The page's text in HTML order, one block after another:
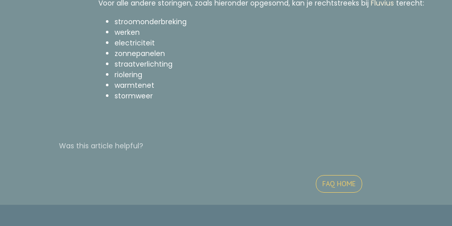
Voor alle andere storingen, zoals hieronder opgesomd, kan je rechtstreeks bij Fluvius terecht:
stroomonderbreking
werken
electriciteit
zonnepanelen
straatverlichting
riolering
warmtenet
stormweer
Was this article helpful?
FAQ HOME